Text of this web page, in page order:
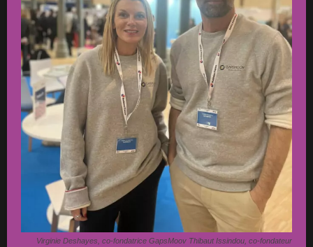
Virginie Deshayes, co-fondatrice GapsMoov Thibaut Issindou, co-fondateur